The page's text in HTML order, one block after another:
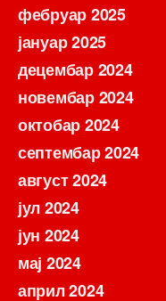
фебруар 2025
јануар 2025
децембар 2024
новембар 2024
октобар 2024
септембар 2024
август 2024
јул 2024
јун 2024
мај 2024
април 2024